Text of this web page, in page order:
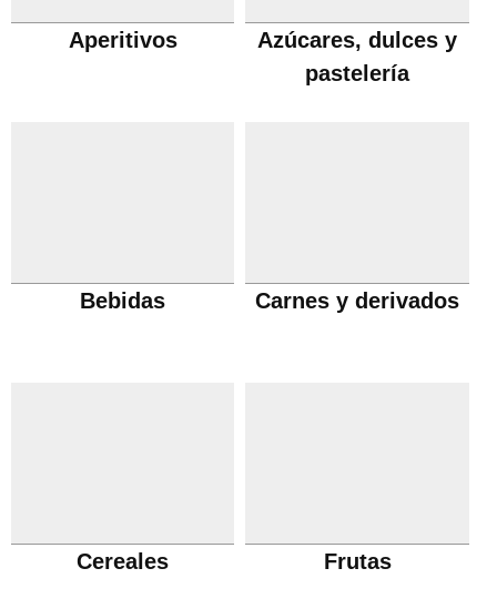
Aperitivos
Azúcares, dulces y
pastelería
Bebidas Carnes y derivados
Cereales Frutas